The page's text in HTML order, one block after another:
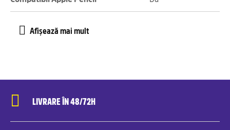
LIVRARE ÎN 48/72H